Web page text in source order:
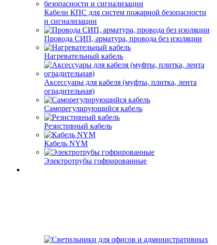
Кабели КПС для систем пожарной безопасности
и сигнализации
Провода СИП, арматура, провода без изоляции
Нагревательный кабель
Аксессуары для кабеля (муфты, плитка, лента
оградительная)
Саморегулирующийся кабель
Резистивный кабель
Кабель NYM
Электротрубы гофрированные